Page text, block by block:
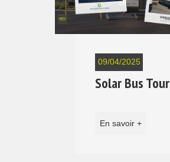
09/04/2025
Solar Bus Tour
En savoir +